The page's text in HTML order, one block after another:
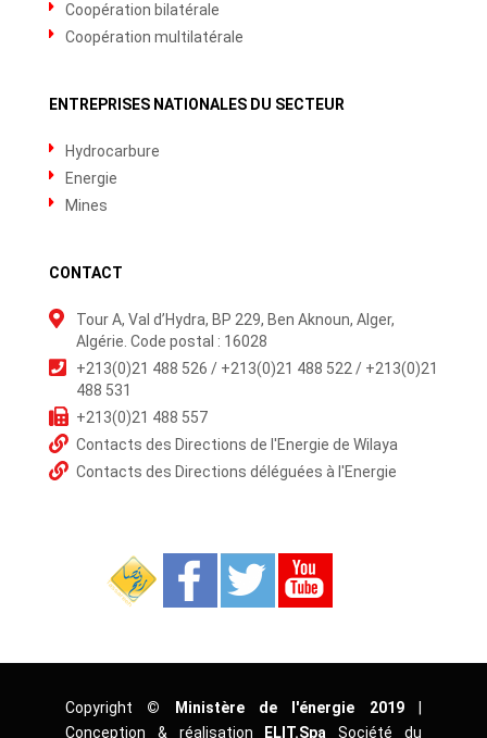
Coopération bilatérale
Coopération multilatérale
ENTREPRISES NATIONALES DU SECTEUR
Hydrocarbure
Energie
Mines
CONTACT
Tour A, Val d’Hydra, BP 229, Ben Aknoun, Alger,
Algérie. Code postal : 16028
+213(0)21 488 526 / +213(0)21 488 522 / +213(0)21
488 531
+213(0)21 488 557
Contacts des Directions de l'Energie de Wilaya
Contacts des Directions déléguées à l'Energie
Copyright © Ministère de l'énergie 2019|
Conception & réalisation
ELIT.Spa Société du